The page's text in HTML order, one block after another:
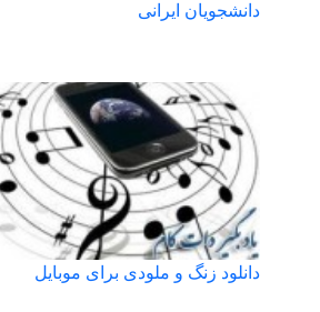
دانشجویان ایرانی
دانلود زنگ و ملودی برای موبایل